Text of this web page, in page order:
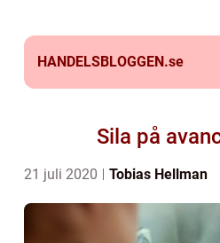
HANDELSBLOGGEN.se
Sila på
21 juli 2020 Tobias Hellman